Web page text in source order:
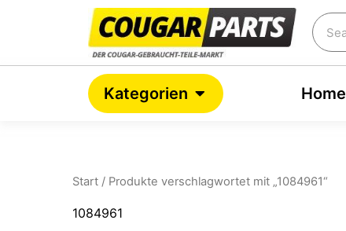
Search
Kategorien Open Kategorien Home
Start / Produkte verschlagwortet mit „1084961“
1084961